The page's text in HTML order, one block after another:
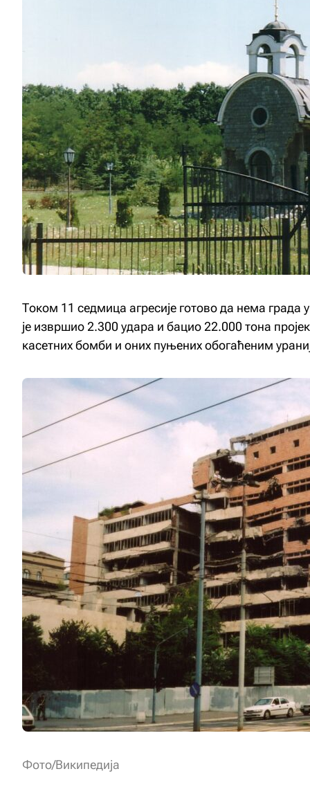
Током 11 седмица агресије готово да нема града
је извршио 2.300 удара и бацио 22.000 тона
касетних бомби и оних пуњених обогаћеним
Фото/Википедија